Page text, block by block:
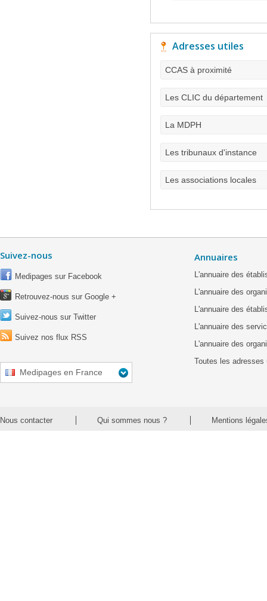
Adresses utiles
CCAS à proximité
Les CLIC du département
La MDPH
Les tribunaux d'instance
Les associations locales
Suivez-nous
Medipages sur Facebook
Retrouvez-nous sur Google +
Suivez-nous sur Twitter
Suivez nos flux RSS
Medipages en France
Annuaires
L'annuaire des
L'annuaire des
L'annuaire des
L'annuaire des
L'annuaire des
Toutes les adresses
Nous contacter Qui sommes nous ? Mentions